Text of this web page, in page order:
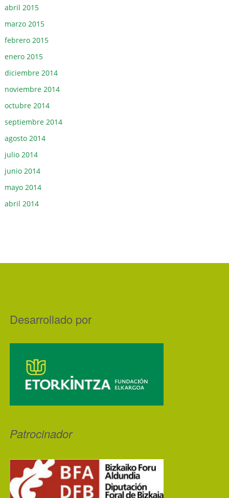
abril 2015
marzo 2015
febrero 2015
enero 2015
diciembre 2014
noviembre 2014
octubre 2014
septiembre 2014
agosto 2014
julio 2014
junio 2014
mayo 2014
abril 2014
Desarrollado por
Patrocinador